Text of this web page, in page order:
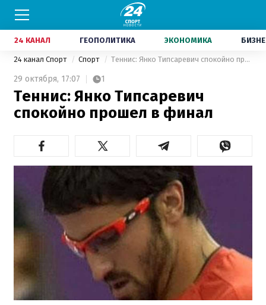
24 КАНАЛ ГЕОПОЛИТИКА ЭКОНОМИКА
24 канал Спорт Спорт Теннис: Янко Типсаревич спокойно прошел в финал
29 октября, 17:07 1
Теннис: Янко Типсаревич
спокойно прошел в финал